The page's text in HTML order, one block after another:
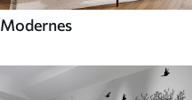
Modernes